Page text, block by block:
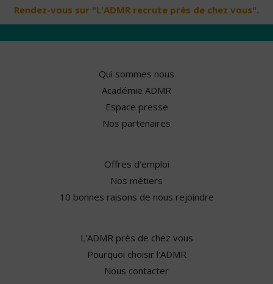
Rendez-vous sur "L'ADMR recrute près de chez vous".
Qui sommes nous
Académie ADMR
Espace presse
Nos partenaires
Offres d'emploi
Nos métiers
10 bonnes raisons de nous rejoindre
L'ADMR près de chez vous
Pourquoi choisir l'ADMR
Nous contacter